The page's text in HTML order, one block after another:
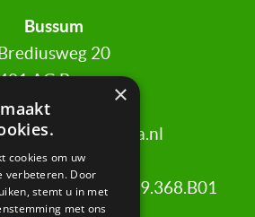
Bussum
20
AG Bussum
6699 | info@certa.nl
| BTW nr: 8208.79.368.B01
×
cookies om uw
verbeteren. Door
stemt u in met
met ons